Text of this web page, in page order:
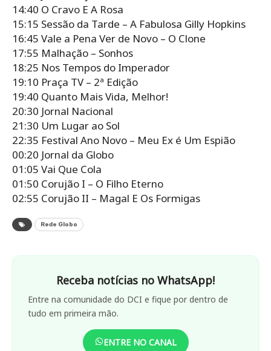
14:40 O Cravo E A Rosa
15:15 Sessão da Tarde – A Fabulosa Gilly Hopkins
16:45 Vale a Pena Ver de Novo – O Clone
17:55 Malhação – Sonhos
18:25 Nos Tempos do Imperador
19:10 Praça TV – 2ª Edição
19:40 Quanto Mais Vida, Melhor!
20:30 Jornal Nacional
21:30 Um Lugar ao Sol
22:35 Festival Ano Novo – Meu Ex é Um Espião
00:20 Jornal da Globo
01:05 Vai Que Cola
01:50 Corujão I – O Filho Eterno
02:55 Corujão II – Magal E Os Formigas
Rede Globo
Receba notícias no WhatsApp!
Entre na comunidade do DCI e fique por dentro de
tudo em primeira mão.
ENTRE NO CANAL